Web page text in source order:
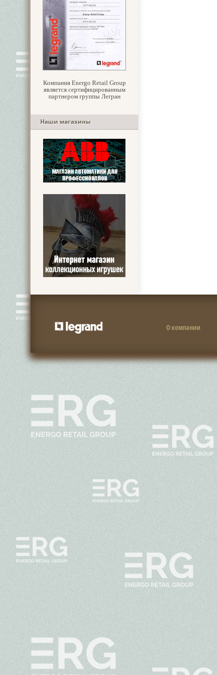
Компания Energo Retail Group
является сертифицированным
партнером группы Легран
Наши магазины
О компании